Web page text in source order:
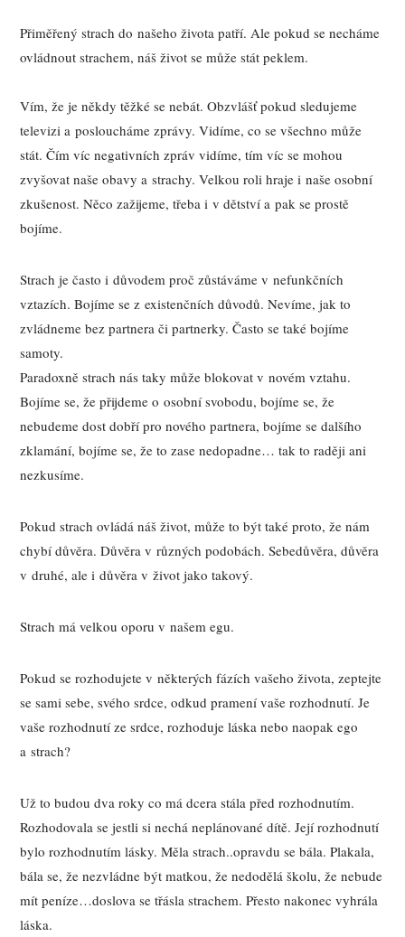
Přiměřený strach do našeho života patří. Ale pokud se necháme
ovládnout strachem, náš život se může stát peklem.
Vím, že je někdy těžké se nebát. Obzvlášť pokud sledujeme
televizi a posloucháme zprávy. Vidíme, co se všechno může
stát. Čím víc negativních zpráv vidíme, tím víc se mohou
zvyšovat naše obavy a strachy. Velkou roli hraje i naše osobní
zkušenost. Něco zažijeme, třeba i v dětství a pak se prostě
bojíme.
Strach je často i důvodem proč zůstáváme v nefunkčních
vztazích. Bojíme se z existenčních důvodů. Nevíme, jak to
zvládneme bez partnera či partnerky. Často se také bojíme
samoty.
Paradoxně strach nás taky může blokovat v novém vztahu.
Bojíme se, že přijdeme o osobní svobodu, bojíme se, že
nebudeme dost dobří pro nového partnera, bojíme se dalšího
zklamání, bojíme se, že to zase nedopadne… tak to raději ani
nezkusíme.
Pokud strach ovládá náš život, může to být také proto, že nám
chybí důvěra. Důvěra v různých podobách. Sebedůvěra, důvěra
v druhé, ale i důvěra v život jako takový.
Strach má velkou oporu v našem egu.
Pokud se rozhodujete v některých fázích vašeho života, zeptejte
se sami sebe, svého srdce, odkud pramení vaše rozhodnutí. Je
vaše rozhodnutí ze srdce, rozhoduje láska nebo naopak ego
a strach?
Už to budou dva roky co má dcera stála před rozhodnutím.
Rozhodovala se jestli si nechá neplánované dítě. Její rozhodnutí
bylo rozhodnutím lásky. Měla strach..opravdu se bála. Plakala,
bála se, že nezvládne být matkou, že nedodělá školu, že nebude
mít peníze…doslova se třásla strachem. Přesto nakonec vyhrála
láska.